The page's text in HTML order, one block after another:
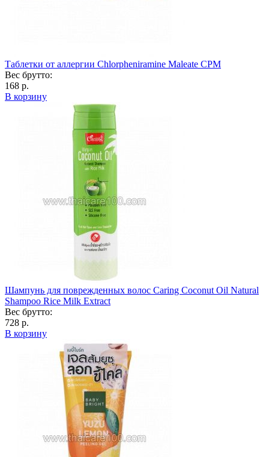
Таблетки от аллергии Chlorpheniramine Maleate CPM
Вес брутто:
168 р.
В корзину
Шампунь для поврежденных волос Caring Coconut Oil Natural
Shampoo Rice Milk Extract
Вес брутто:
728 р.
В корзину